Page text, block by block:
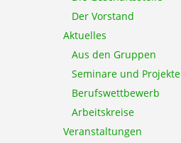
Der Vorstand
Aktuelles
Aus den Gruppen
Seminare und Projekte
Berufswettbewerb
Arbeitskreise
Veranstaltungen